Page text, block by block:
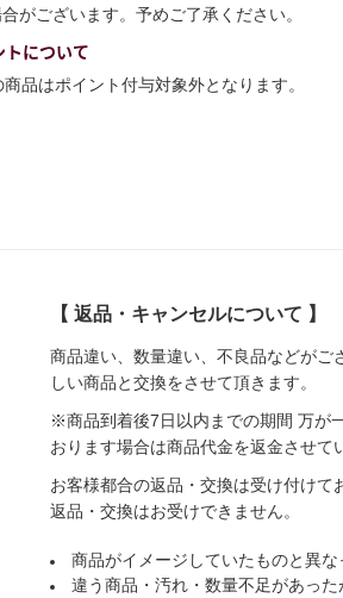
がございます。予めご了承ください。
トについて
品はポイント付与対象外となります。
【 返品・キャンセルについて 】
商品違い、数量違い、不良品などがご
しい商品と交換をさせて頂きます。
※商品到着後7日以内までの期間 万が
おります場合は商品代金を返金させて
お客様都合の返品・交換は受け付けて
返品・交換はお受けできません。
商品がイメージしていたものと異
違う商品・汚れ・数量不足があっ